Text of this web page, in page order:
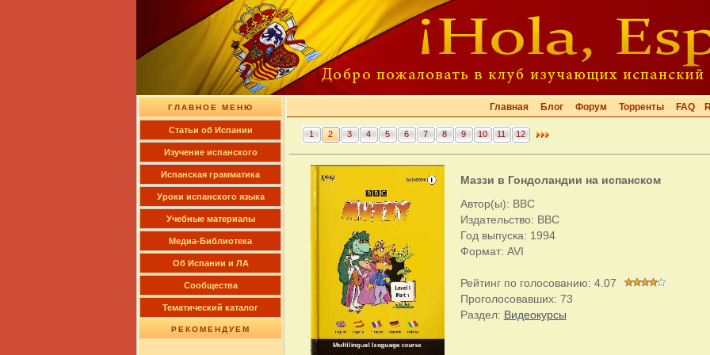
ГЛАВНОЕ МЕНЮ
Cтатьи об Испании
Изучение испанского
Испанская грамматика
Уроки испанского языка
Учебные материалы
Медиа-Библиотека
Об Испании и ЛА
Сообщества
Тематический каталог
РЕКОМЕНДУЕМ
Главная Блог Форум Торренты FAQ
1 2 3 4 5 6 7 8 9 10 11 12
Маззи в Гондоландии на испанском
Автор(ы): BBC
Издательство: BBC
Год выпуска: 1994
Формат: AVI
Рейтинг по голосованию: 4.07
Проголосовавших: 73
Раздел: Видеокурсы